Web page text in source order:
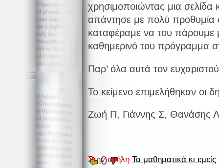
χρησιμοποιώντας μια σελίδα
απάντησε με πολύ
καταφέραμε να του πάρουμε
καθημερινό του πρόγραμμα
Παρ’ όλα αυτά τον
Το κείμενο επιμελήθηκαν οι
Ζωή Π, Γιάννης Σ, Θανάσης Λ
Στην στήλη Τα μαθηματικά κι εμείς
0